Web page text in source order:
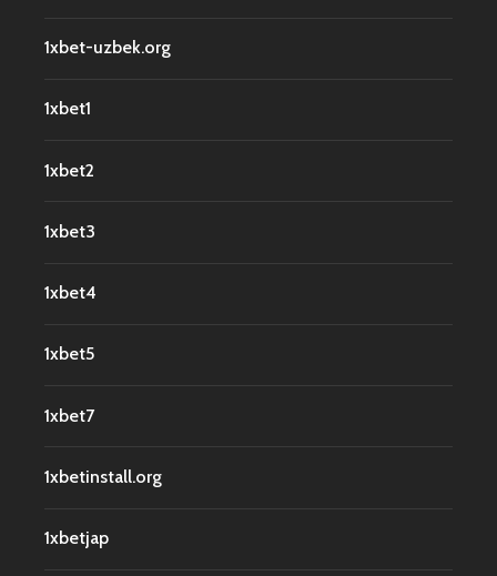
1xbet-uzbek.org
1xbet1
1xbet2
1xbet3
1xbet4
1xbet5
1xbet7
1xbetinstall.org
1xbetjap